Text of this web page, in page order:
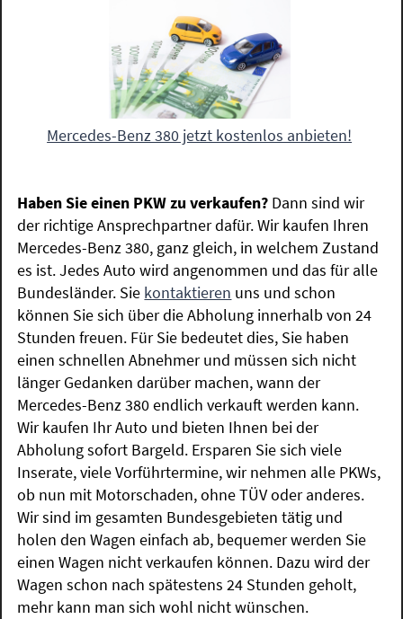
Mercedes-Benz 380 jetzt kostenlos anbieten!
Haben Sie einen PKW zu verkaufen? Dann sind wir
der richtige Ansprechpartner dafür. Wir kaufen Ihren
Mercedes-Benz 380, ganz gleich, in welchem Zustand
es ist. Jedes Auto wird angenommen und das für alle
Bundesländer. Sie kontaktieren uns und schon
können Sie sich über die Abholung innerhalb von 24
Stunden freuen. Für Sie bedeutet dies, Sie haben
einen schnellen Abnehmer und müssen sich nicht
länger Gedanken darüber machen, wann der
Mercedes-Benz 380 endlich verkauft werden kann.
Wir kaufen Ihr Auto und bieten Ihnen bei der
Abholung sofort Bargeld. Ersparen Sie sich viele
Inserate, viele Vorführtermine, wir nehmen alle PKWs,
ob nun mit Motorschaden, ohne TÜV oder anderes.
Wir sind im gesamten Bundesgebieten tätig und
holen den Wagen einfach ab, bequemer werden Sie
einen Wagen nicht verkaufen können. Dazu wird der
Wagen schon nach spätestens 24 Stunden geholt,
mehr kann man sich wohl nicht wünschen.